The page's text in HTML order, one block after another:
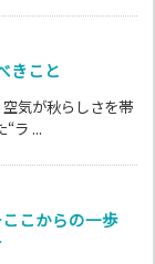
きこと
気が秋らしさを帯
ラ ...
こからの一歩